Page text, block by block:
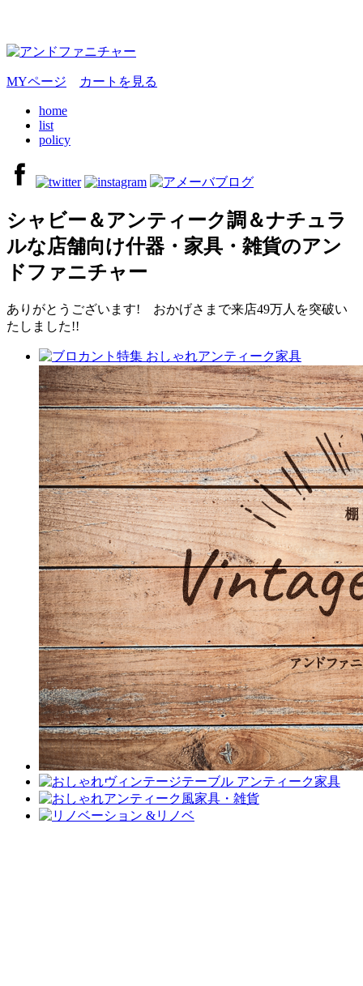
MYページ カートを見る
home
list
policy
シャビー＆アンティーク調＆ナチュラ
ルな店舗向け什器・家具・雑貨のアン
ドファニチャー
ありがとうございます! おかげさまで来店49万人を突破い
たしました!!